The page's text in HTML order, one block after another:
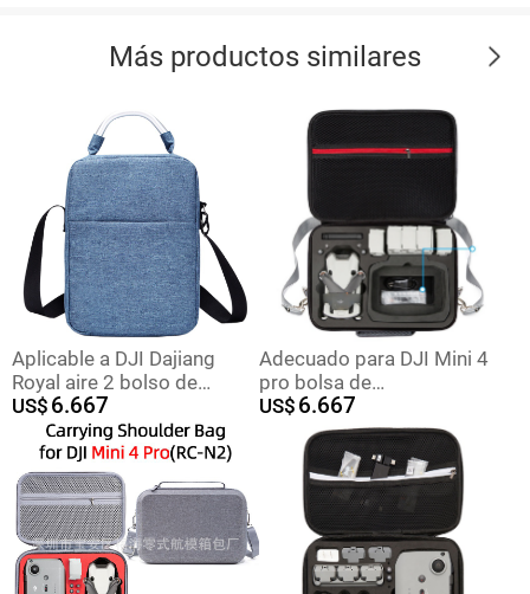
Más productos similares
Aplicable a DJI Dajiang
Royal aire 2 bolso de
hombro Mavic aire 2 bolso
de hombro bolsa de viaje
portátil UAV
US$ 6.667
Adecuado para DJI Mini 4
pro bolsa de
almacenamiento DJI Mini 4
pro bolsa portátil caja de
almacenamiento portátil
US$ 6.667